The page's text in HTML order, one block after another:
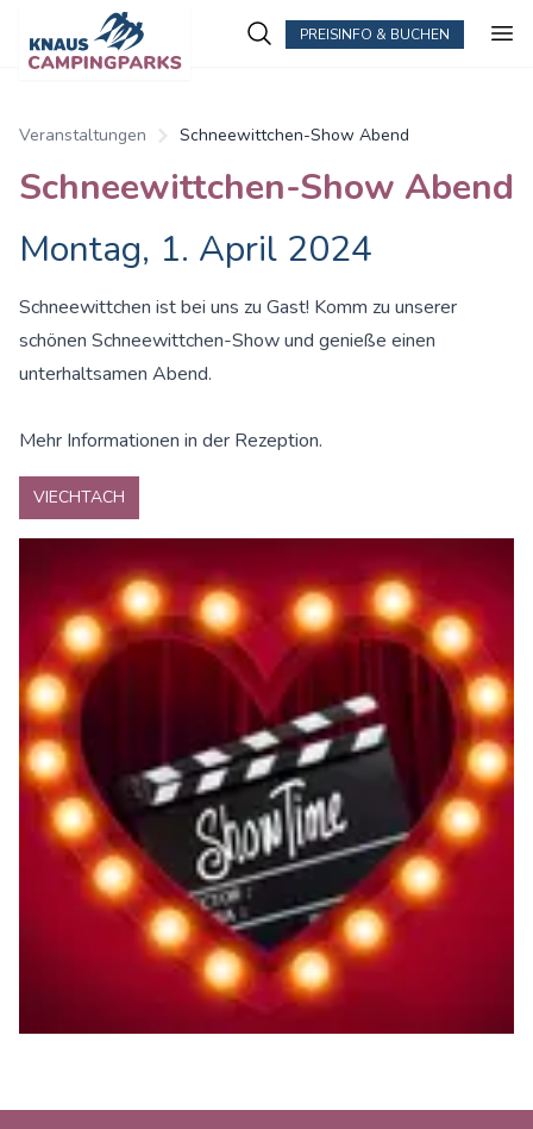
PREISINFO & BUCHEN
Veranstaltungen Schneewittchen-Show Abend
Schneewittchen-Show Abend
Montag, 1. April 2024
Schneewittchen ist bei uns zu Gast! Komm zu unserer
schönen Schneewittchen-Show und genieße einen
unterhaltsamen Abend.
Mehr Informationen in der Rezeption.
VIECHTACH